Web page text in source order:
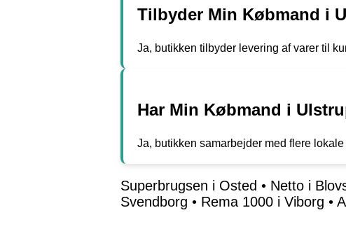
Tilbyder Min Købmand i
Ja, butikken tilbyder levering af varer til
Har Min Købmand i
Ja, butikken samarbejder med flere
Superbrugsen i Osted • Netto i
Svendborg • Rema 1000 i Viborg •